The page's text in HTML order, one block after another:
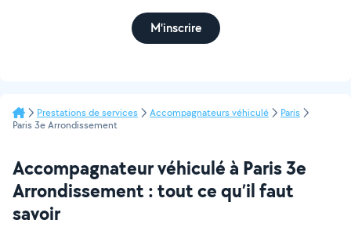
M'inscrire
Prestations de services Accompagnateurs véhiculé
Paris
Paris 3e Arrondissement
Accompagnateur véhiculé à Paris 3e
Arrondissement : tout ce qu’il faut
savoir